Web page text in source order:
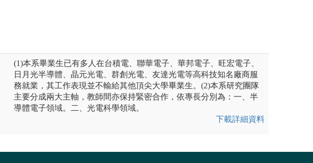
(1)本系畢業生已有多人在台積電、聯華電子、華邦電子、旺宏電子、
日月光半導體、晶元光電、群創光電、友達光電等高科技知名廠商服
務就業，其工作表現並不輸給其他頂尖大學畢業生。(2)本系研究團隊
主要分成兩大主軸，教師間亦保持緊密合作，依專長分別為：一、半
導體電子領域。二、光電科學領域。
下載詳細資料